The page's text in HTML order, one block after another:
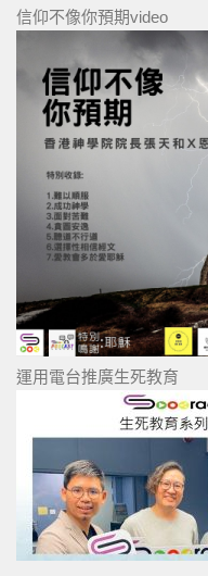
信仰不像你預期video
運用電台推廣生死教育